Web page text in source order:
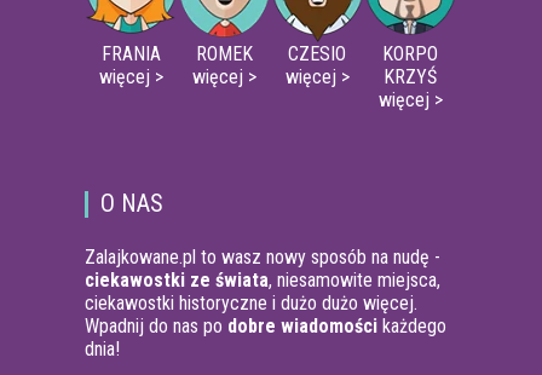
FRANIA
więcej >
ROMEK
więcej >
CZESIO
więcej >
KORPO
KRZYŚ
więcej >
O NAS
Zalajkowane.pl to wasz nowy sposób na nudę -
ciekawostki ze świata, niesamowite miejsca,
ciekawostki historyczne i dużo dużo więcej.
Wpadnij do nas po dobre wiadomości każdego
dnia!